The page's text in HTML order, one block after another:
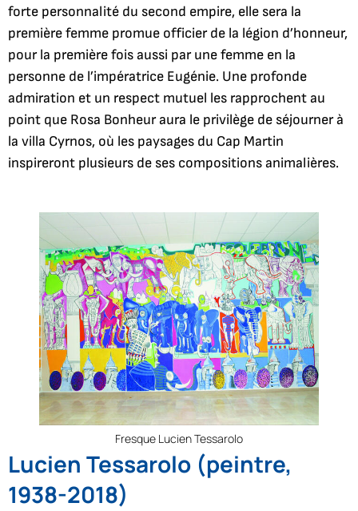
forte personnalité du second empire, elle sera la
première femme promue officier de la légion d’honneur,
pour la première fois aussi par une femme en la
personne de l’impératrice Eugénie. Une profonde
admiration et un respect mutuel les rapprochent au
point que Rosa Bonheur aura le privilège de séjourner à
la villa Cyrnos, où les paysages du Cap Martin
inspireront plusieurs de ses compositions animalières.
Fresque Lucien Tessarolo
Lucien Tessarolo (peintre,
1938-2018)